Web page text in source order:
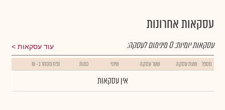
עסקאות אחרונות
עוד עסקאות עסקאות יומיות:0מינימום לעסקה:
מספר שעת עסקה שער עסקה שינוי כמות נפח מסחר ב- ₪
אין עסקאות